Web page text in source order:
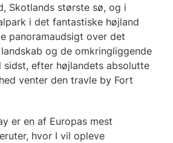
Skotlands største sø, og i
i det fantastiske højland
panoramaudsigt over det
og de omkringliggende
sidst, efter højlandets absolutte
venter den travle by Fort
er en af Europas mest
hvor I vil opleve